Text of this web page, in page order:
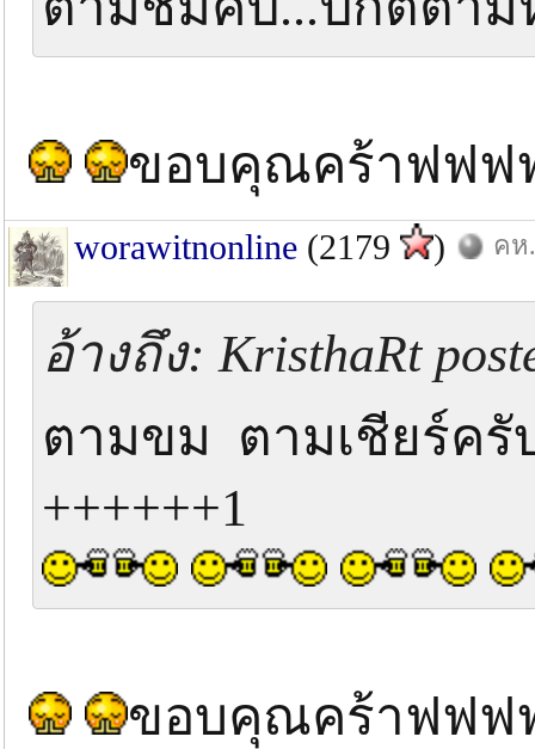
ขอบคุณคร้าฟฟ
worawitnonline (2179 ) คห
อ้างถึง: KristhaRt
ตามขม ตามเชียร์ครั
++++++1
ขอบคุณคร้าฟฟ